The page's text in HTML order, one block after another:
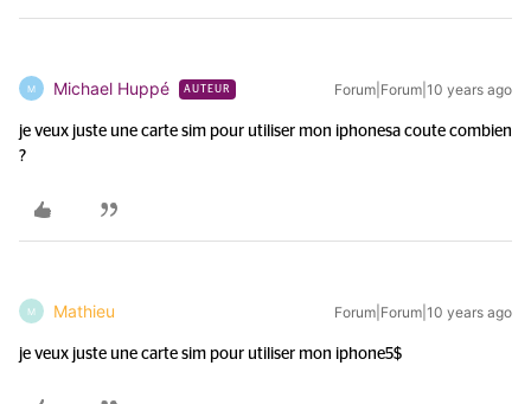
M Michael Huppé AUTEUR Forum|Forum|10 years ago
je veux juste une carte sim pour utiliser mon iphonesa coute combien
?
M Mathieu Forum|Forum|10 years ago
je veux juste une carte sim pour utiliser mon iphone5$